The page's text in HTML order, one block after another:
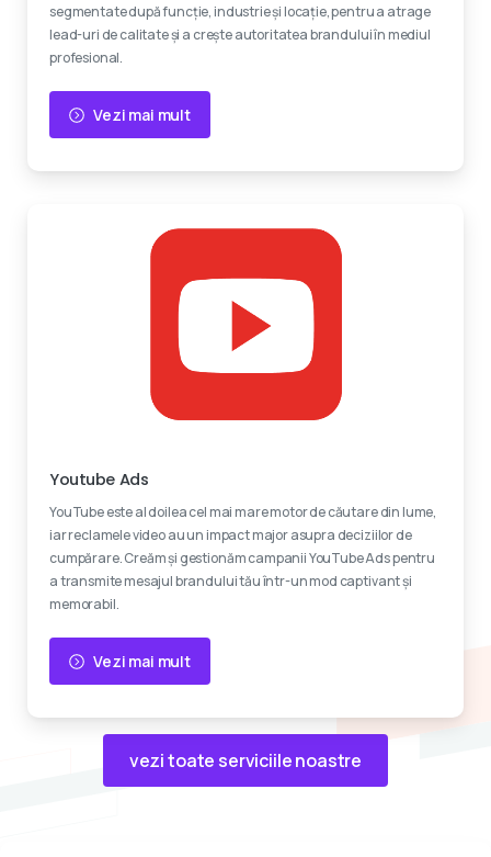
segmentate după funcție, industrie și locație, pentru a atrage
lead-uri de calitate și a crește autoritatea brandului în mediul
profesional.
Vezi mai mult
Youtube Ads
YouTube este al doilea cel mai mare motor de căutare din lume,
iar reclamele video au un impact major asupra deciziilor de
cumpărare. Creăm și gestionăm campanii YouTube Ads pentru
a transmite mesajul brandului tău într-un mod captivant și
memorabil.
Vezi mai mult
vezi toate serviciile noastre